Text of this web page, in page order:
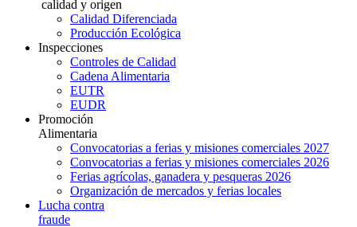
calidad y origen
Calidad Diferenciada
Producción Ecológica
Inspecciones
Controles de Calidad
Cadena Alimentaria
EUTR
EUDR
Promoción
Alimentaria
Convocatorias a ferias y misiones comerciales 2027
Convocatorias a ferias y misiones comerciales 2026
Ferias agrícolas, ganadera y pesqueras 2026
Organización de mercados y ferias locales
Lucha contra
fraude